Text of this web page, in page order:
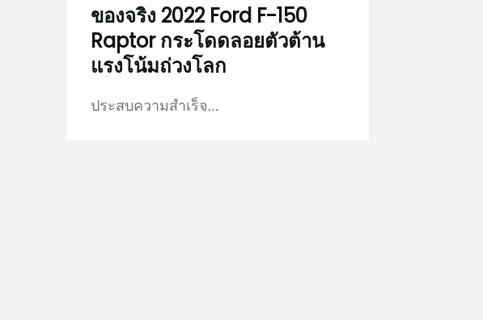
ของจริง 2022 Ford F-150
Raptor กระโดดลอยตัวต้าน
แรงโน้มถ่วงโลก
ประสบความสำเร็จ…